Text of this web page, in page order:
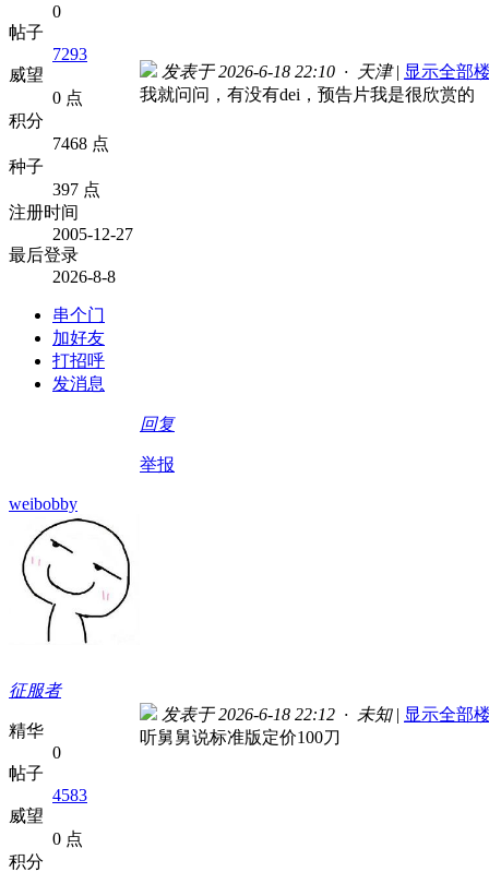
0
帖子
7293
威望
0 点
积分
7468 点
种子
397 点
注册时间
2005-12-27
最后登录
2026-8-8
串个门
加好友
打招呼
发消息
发表于 2026-6-18 22:10 · 天津 | 显示全部
我就问问，有没有dei，预告片我是很欣赏的
回复
举报
weibobby
征服者
精华
0
帖子
4583
威望
0 点
积分
发表于 2026-6-18 22:12 · 未知 | 显示全部
听舅舅说标准版定价100刀